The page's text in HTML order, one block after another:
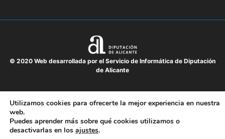
© 2020 Web desarrollada por el Servicio de Informática de Diputación
de Alicante
Utilizamos cookies para ofrecerte la mejor experiencia en nuestra
web.
Puedes aprender más sobre qué cookies utilizamos o
desactivarlas en los ajustes.